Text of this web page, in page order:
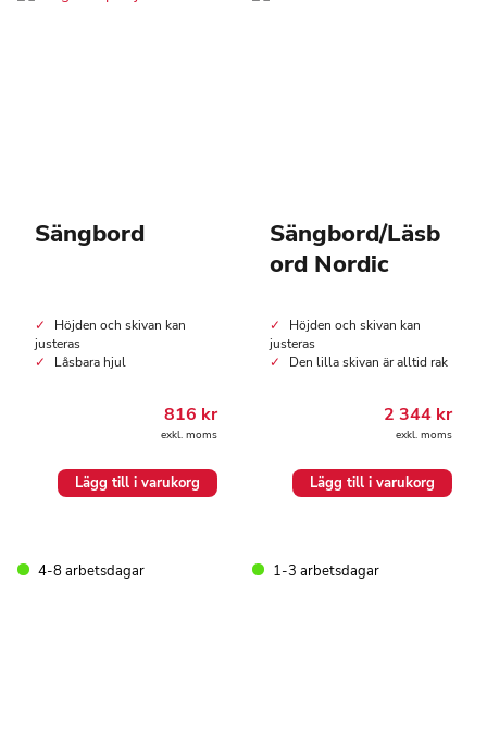
Sängbord
Höjden och skivan kan
justeras
Låsbara hjul
816 kr
exkl. moms
Lägg till i varukorg
Sängbord/Läsb
ord Nordic
Höjden och skivan kan
justeras
Den lilla skivan är alltid rak
2 344 kr
exkl. moms
Lägg till i varukorg
4-8 arbetsdagar 1-3 arbetsdagar